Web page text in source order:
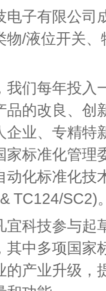
电子有限公
物/液位开关
我们每年投入
品的改良、创
企业、专精特
家标准化管理
动化标准化技
TC124/SC2)
宜科技参与起
其中多项国家
的产业升级，